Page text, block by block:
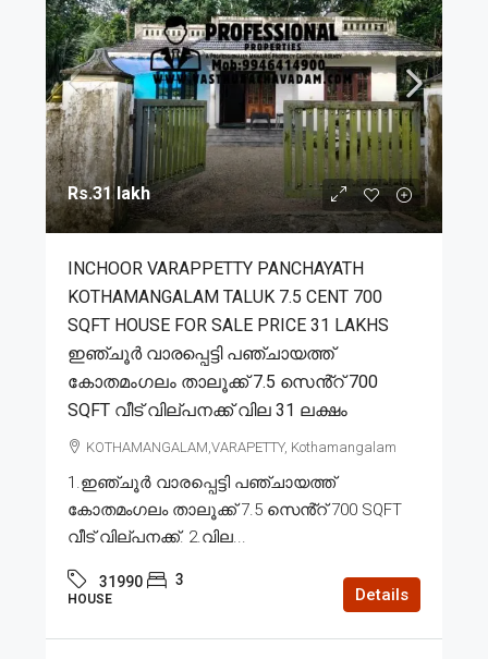
Rs.31 lakh
INCHOOR VARAPPETTY PANCHAYATH
KOTHAMANGALAM TALUK 7.5 CENT 700
SQFT HOUSE FOR SALE PRICE 31 LAKHS
ഇഞ്ചൂർ വാരപ്പെട്ടി പഞ്ചായത്ത്
കോതമംഗലം താലൂക്ക് 7.5 സെൻ്റ് 700
SQFT വീട് വില്പനക്ക് വില 31 ലക്ഷം
KOTHAMANGALAM,VARAPETTY, Kothamangalam
1.ഇഞ്ചൂർ വാരപ്പെട്ടി പഞ്ചായത്ത്
കോതമംഗലം താലൂക്ക് 7.5 സെൻ്റ് 700 SQFT
വീട് വില്പനക്ക്. 2.വില...
31990 3
HOUSE Details